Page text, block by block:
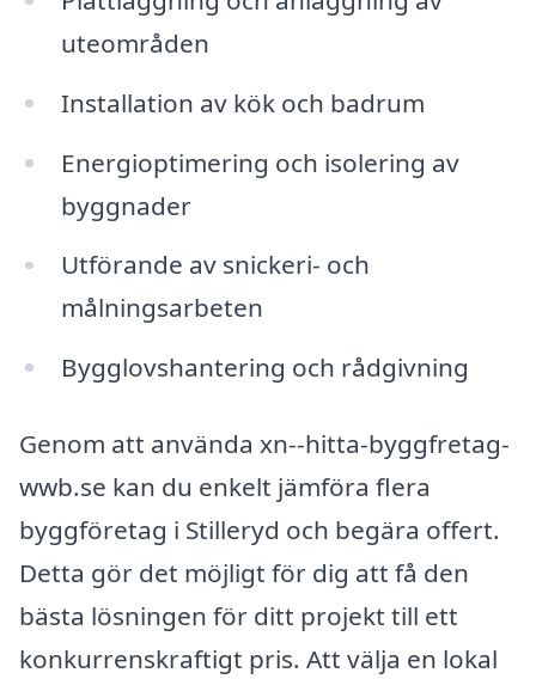
uteområden
Installation av kök och badrum
Energioptimering och isolering av
byggnader
Utförande av snickeri- och
målningsarbeten
Bygglovshantering och rådgivning
Genom att använda xn--hitta-byggfretag-
wwb.se kan du enkelt jämföra flera
byggföretag i Stilleryd och begära offert.
Detta gör det möjligt för dig att få den
bästa lösningen för ditt projekt till ett
konkurrenskraftigt pris. Att välja en lokal